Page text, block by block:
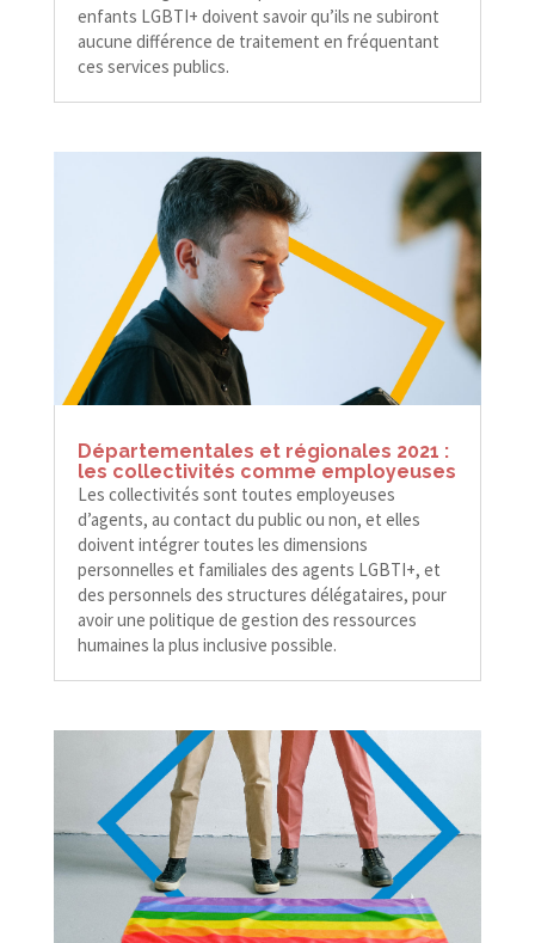
enfants LGBTI+ doivent savoir qu’ils ne subiront
aucune différence de traitement en fréquentant
ces services publics.
Départementales et régionales 2021 :
les collectivités comme employeuses
Les collectivités sont toutes employeuses
d’agents, au contact du public ou non, et elles
doivent intégrer toutes les dimensions
personnelles et familiales des agents LGBTI+, et
des personnels des structures délégataires, pour
avoir une politique de gestion des ressources
humaines la plus inclusive possible.